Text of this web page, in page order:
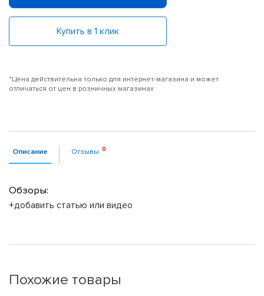
Купить в 1 клик
*Цена действительна только для интернет-магазина и может
отличаться от цен в розничных магазинах
Описание Отзывы
Обзоры:
+добавить статью или видео
Похожие товары